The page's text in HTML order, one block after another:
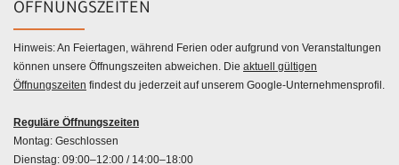
ÖFFNUNGSZEITEN
Hinweis: An Feiertagen, während Ferien oder aufgrund von Veranstaltungen
können unsere Öffnungszeiten abweichen. Die aktuell gültigen
Öffnungszeiten findest du jederzeit auf unserem Google-Unternehmensprofil.
Reguläre Öffnungszeiten
Montag: Geschlossen
Dienstag: 09:00–12:00 / 14:00–18:00